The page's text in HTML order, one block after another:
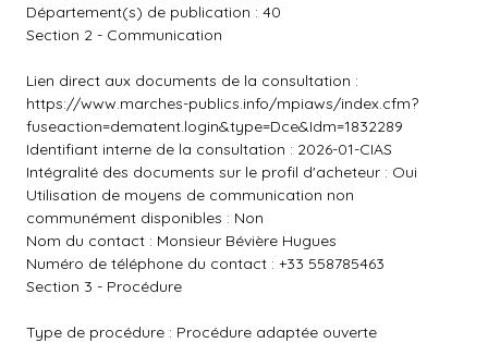
Département(s) de publication : 40
Section 2 - Communication
Lien direct aux documents de la consultation :
https://www.marches-publics.info/mpiaws/index.cfm?
fuseaction=dematent.login&type=Dce&Idm=1832289
Identifiant interne de la consultation : 2026-01-CIAS
Intégralité des documents sur le profil d'acheteur : Oui
Utilisation de moyens de communication non
communément disponibles : Non
Nom du contact : Monsieur Bévière Hugues
Numéro de téléphone du contact : +33 558785463
Section 3 - Procédure
Type de procédure : Procédure adaptée ouverte